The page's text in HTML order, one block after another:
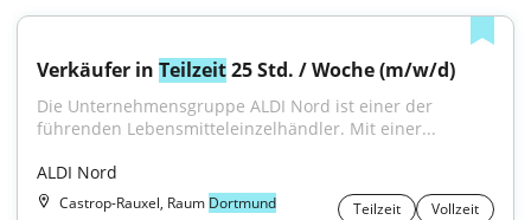
Verkäufer in Teilzeit 25 Std. / Woche (m/w/d)
Die Unternehmensgruppe ALDI Nord ist einer der
führenden Lebensmitteleinzelhändler. Mit einer...
ALDI Nord
Castrop-Rauxel, Raum Dortmund Teilzeit Vollzeit